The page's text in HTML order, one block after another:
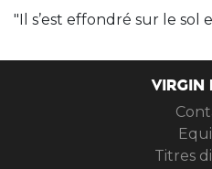
"Il s’est effondré sur le sol
VIRGIN
Titres